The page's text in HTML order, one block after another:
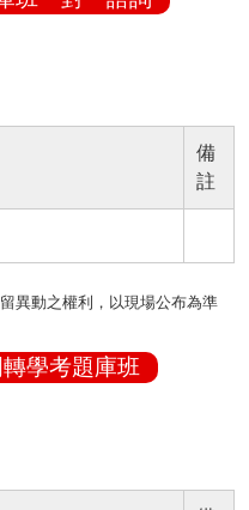
備
註
異動之權利，以現場公布為準
學考題庫班